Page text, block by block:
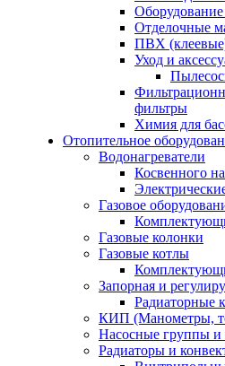
Отделочные
ПВХ
Уход и
фильтры
Химия для
Отопительное
Водонагреватели
Косвенного
Газовое
Газовые колонки
Газовые котлы
Запорная и
Радиаторные
КИП (Манометры,
Насосные группы и
Радиаторы и